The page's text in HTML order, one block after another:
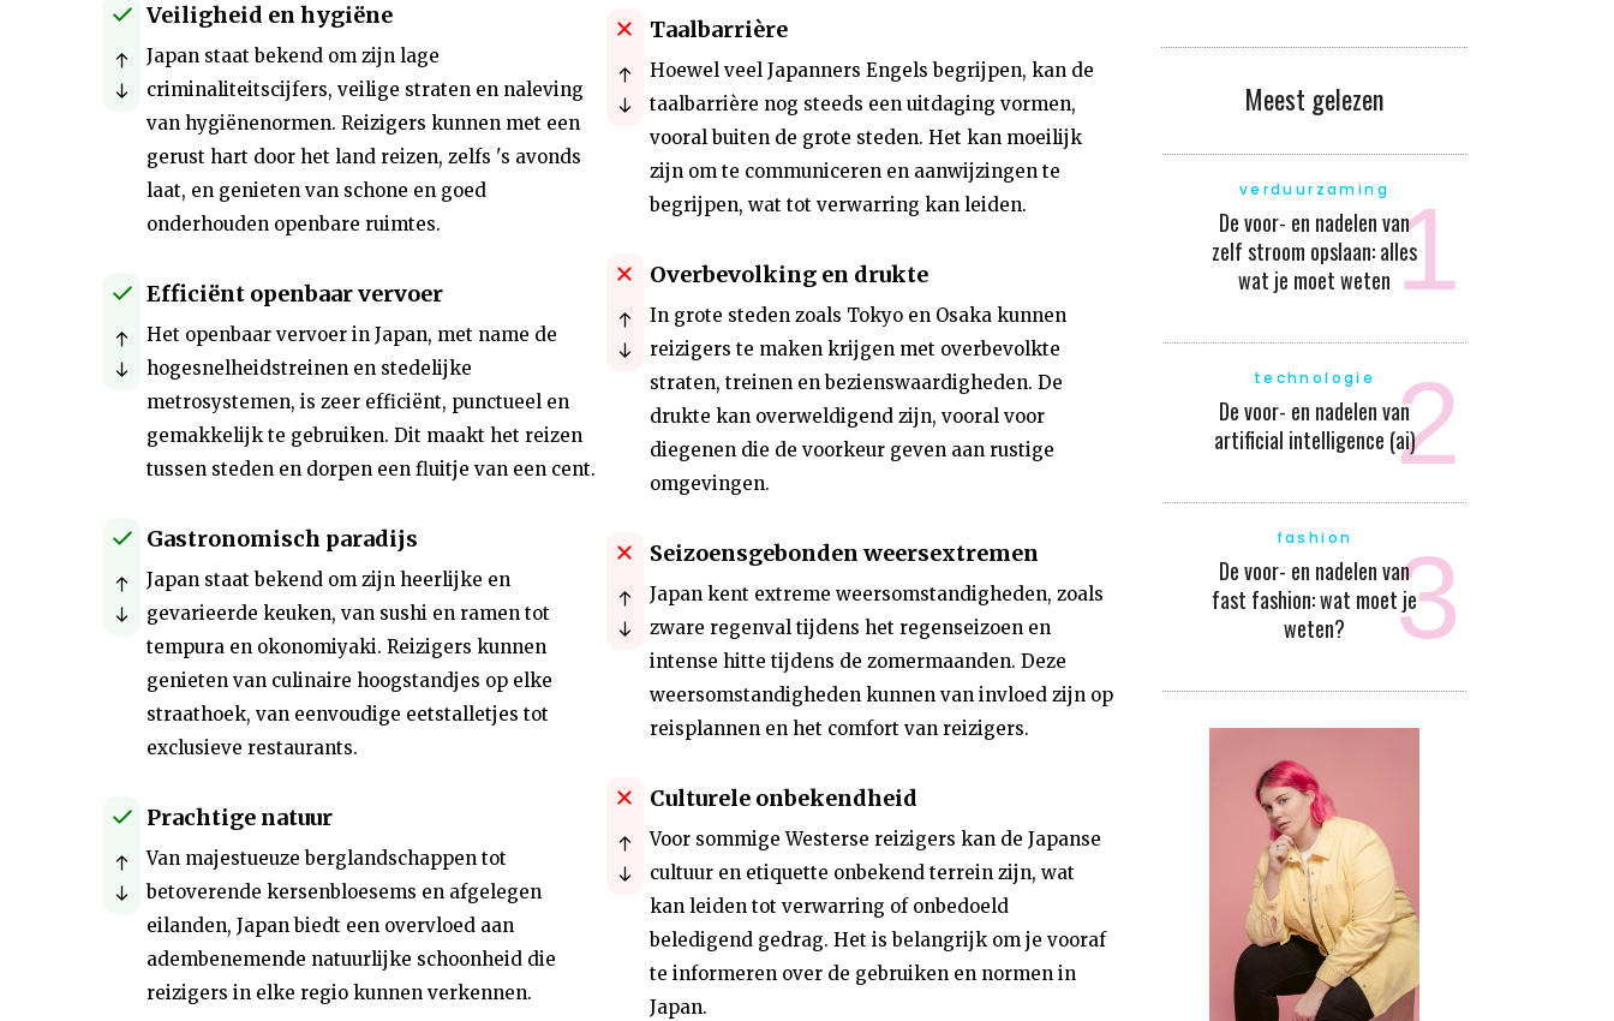
Veiligheid en hygiëne
Japan staat bekend om zijn lage
criminaliteitscijfers, veilige straten en naleving
van hygiënenormen. Reizigers kunnen met een
gerust hart door het land reizen, zelfs 's avonds
laat, en genieten van schone en goed
onderhouden openbare ruimtes.
Efficiënt openbaar vervoer
Het openbaar vervoer in Japan, met name de
hogesnelheidstreinen en stedelijke
metrosystemen, is zeer efficiënt, punctueel en
gemakkelijk te gebruiken. Dit maakt het reizen
tussen steden en dorpen een fluitje van een cent.
Gastronomisch paradijs
Japan staat bekend om zijn heerlijke en
gevarieerde keuken, van sushi en ramen tot
tempura en okonomiyaki. Reizigers kunnen
genieten van culinaire hoogstandjes op elke
straathoek, van eenvoudige eetstalletjes tot
exclusieve restaurants.
Prachtige natuur
Van majestueuze berglandschappen tot
betoverende kersenbloesems en afgelegen
eilanden, Japan biedt een overvloed aan
adembenemende natuurlijke schoonheid die
reizigers in elke regio kunnen verkennen.
Taalbarrière
Hoewel veel Japanners Engels begrijpen, kan de
taalbarrière nog steeds een uitdaging vormen,
vooral buiten de grote steden. Het kan moeilijk
zijn om te communiceren en aanwijzingen te
begrijpen, wat tot verwarring kan leiden.
Overbevolking en drukte
In grote steden zoals Tokyo en Osaka kunnen
reizigers te maken krijgen met overbevolkte
straten, treinen en bezienswaardigheden. De
drukte kan overweldigend zijn, vooral voor
diegenen die de voorkeur geven aan rustige
omgevingen.
Seizoensgebonden weersextremen
Japan kent extreme weersomstandigheden, zoals
zware regenval tijdens het regenseizoen en
intense hitte tijdens de zomermaanden. Deze
weersomstandigheden kunnen van invloed zijn op
reisplannen en het comfort van reizigers.
Culturele onbekendheid
Voor sommige Westerse reizigers kan de Japanse
cultuur en etiquette onbekend terrein zijn, wat
kan leiden tot verwarring of onbedoeld
beledigend gedrag. Het is belangrijk om je vooraf
te informeren over de gebruiken en normen in
Japan.
Meest gelezen
verduurzaming
De voor- en nadelen van
zelf stroom opslaan: alles
wat je moet weten
technologie
De voor- en nadelen van
artificial intelligence (ai)
fashion
De voor- en nadelen van
fast fashion: wat moet je
weten?